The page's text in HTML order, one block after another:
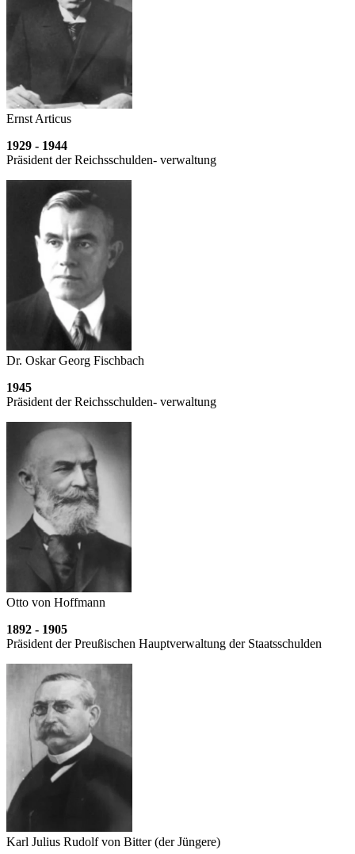
Ernst Articus
1929 - 1944
Präsident der Reichsschulden- verwaltung
Dr. Oskar Georg Fischbach
1945
Präsident der Reichsschulden- verwaltung
Otto von Hoffmann
1892 - 1905
Präsident der Preußischen Haupt­verwaltung der Staats­schulden
Karl Julius Rudolf von Bitter (der Jüngere)